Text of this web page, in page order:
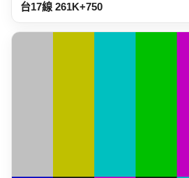
台17線 261K+750